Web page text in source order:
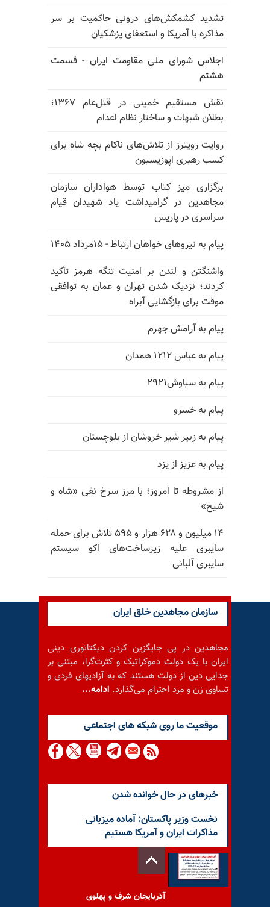
تشدید کشمکش‌های درونی حاکمیت بر سر
مذاکره با آمریکا و استعفای پزشکیان
اجلاس شورای ملی مقاومت ایران - قسمت
هشتم
نقش مستقیم خمینی در قتل‌عام ۱۳۶۷؛
بطلان شبهات و ساختار نظام اعدام
روایت رویترز از تلاش‌های ناکام بچه شاه برای
کسب رهبری اپوزیسیون
برگزاری میز کتاب توسط هواداران سازمان
مجاهدین در گرامیداشت یاد شهیدان قیام
سراسری در پاریس
پیام به نیروهای خواهان ارتباط - ۱۵مرداد ۱۴۰۵
واشنگتن و لندن بر امنیت تنگه هرمز تأکید
کردند؛ نزدیک شدن تهران و عمان به توافقی
موقت برای بازگشایی آبراه
پیام به آرامش جهرم
پیام به عباس ۱۲۱۲ همدان
پیام به سیاوش۲۹۲۱
پیام به خسرو
پیام به زبیر شیر خروشان از بلوچستان
پیام به عزیز از یزد
از مشروطه تا امروز؛ با مرز سرخ نفی «شاه و
شیخ»
۱۴ میلیون و ۶۲۸ هزار و ۵۹۵ تلاش برای حمله
سایبری علیه زیرساخت‌های اکو سیستم
سایبری آلبانی
سازمان مجاهدین خلق ایران
مجاهدین در پی جایگزین کردن دیکتاتوری دینی
ایران با یک دولت دموکراتیک و کثرت‌گرا، مبتنی بر
جدایی دین از دولت هستند که به آزادیهای فردی و
تساوی زن و مرد احترام می‌گذارد. ادامه...
موقعيت ما روى شبكه هاى اجتماعى
خبرهای در حال خوانده شدن
نخست وزیر پاکستان: آماده میزبانی
مذاکرات ایران و آمریکا هستیم
آذربایجان شرف و پهلوی